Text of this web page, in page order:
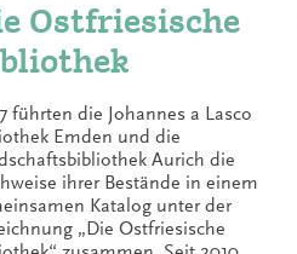
Ostfriesische
führten die Johannes a Lasco
Emden und die
Aurich die
ihrer Bestände in einem
Katalog unter der
„Die Ostfriesische